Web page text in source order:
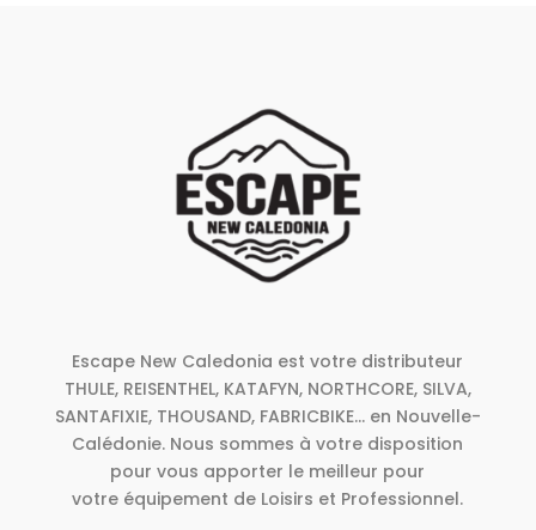
Escape New Caledonia est votre distributeur
THULE, REISENTHEL, KATAFYN, NORTHCORE, SILVA,
SANTAFIXIE, THOUSAND, FABRICBIKE... en Nouvelle-
Calédonie. Nous sommes à votre disposition
pour vous apporter le meilleur pour
votre équipement de Loisirs et Professionnel.